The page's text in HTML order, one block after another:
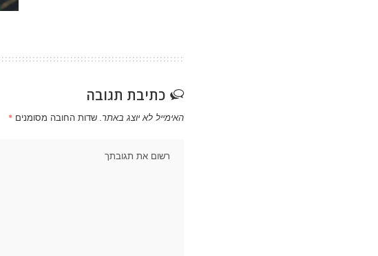
כתיבת תגובה
האימייל לא יוצג באתר. שדות החובה מסומנים *